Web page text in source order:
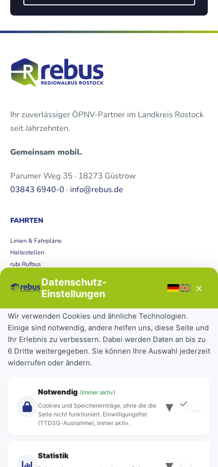
Ihr zuverlässiger ÖPNV-Partner im Landkreis Rostock
seit Jahrzehnten.
Gemeinsam mobil.
Parumer Weg 35 · 18273 Güstrow
03843 6940-0 · info@rebus.de
FAHRTEN
Linien & Fahrpläne
Haltestellen
rubi Rufbus
Störungen
Tickets & Tarife
Deutschlandticket
Schülerkarte
Einzeltickets
Abonnements
Über Rebus
Standorte
Datenschutz-
Einstellungen
×
Wir verwenden Cookies und ähnliche Technologien.
Einige sind notwendig, andere helfen uns, diese Seite und
Ihr Erlebnis zu verbessern. Dabei werden Daten an bis zu
6 Dritte weitergegeben. Sie können Ihre Auswahl jederzeit
widerrufen oder ändern.
Notwendig (Immer aktiv)
Cookies und Speichereinträge, ohne die die
Seite nicht funktioniert. Einwilligungsfrei
(TTDSG-Ausnahme), immer aktiv.
▾
Statistik